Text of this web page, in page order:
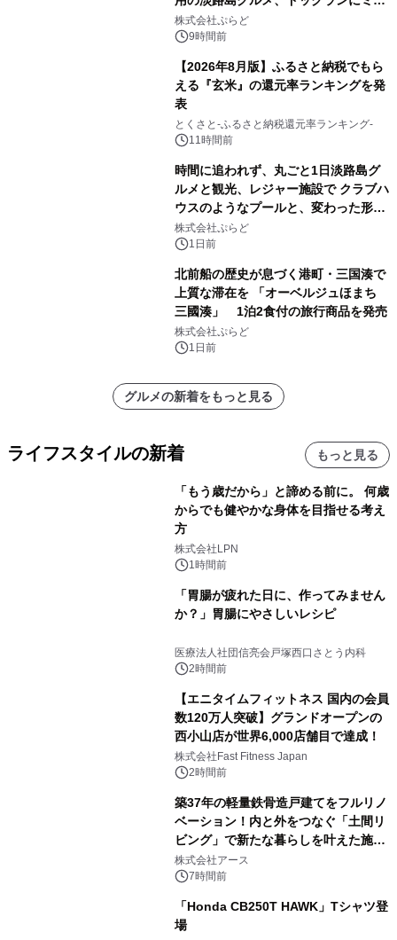
プール グランピングとトレーラーハウ
スの2施設で
株式会社ぷらど
9時間前
【2026年8月版】ふるさと納税でもら
える『玄米』の還元率ランキングを発
表
とくさと-ふるさと納税還元率ランキング-
11時間前
時間に追われず、丸ごと1日淡路島グ
ルメと観光、レジャー施設で クラブハ
ウスのようなプールと、変わった形の
サウナも 「THE BOXY AWAJI」のお
得な素泊まり連泊プランで
株式会社ぷらど
1日前
北前船の歴史が息づく港町・三国湊で
上質な滞在を 「オーベルジュほまち
三國湊」 1泊2食付の旅行商品を発売
株式会社ぷらど
1日前
グルメの新着をもっと見る
ライフスタイルの新着 もっと見る
「もう歳だから」と諦める前に。 何歳
からでも健やかな身体を目指せる考え
方
株式会社LPN
1時間前
「胃腸が疲れた日に、作ってみません
か？」胃腸にやさしいレシピ
医療法人社団信亮会戸塚西口さとう内科
2時間前
【エニタイムフィットネス 国内の会員
数120万人突破】グランドオープンの
西小山店が世界6,000店舗目で達成！
株式会社Fast Fitness Japan
2時間前
築37年の軽量鉄骨造戸建てをフルリノ
ベーション！内と外をつなぐ「土間リ
ビング」で新たな暮らしを叶えた施工
事例を株式会社アースが公開
株式会社アース
7時間前
「Honda CB250T HAWK」Tシャツ登
場